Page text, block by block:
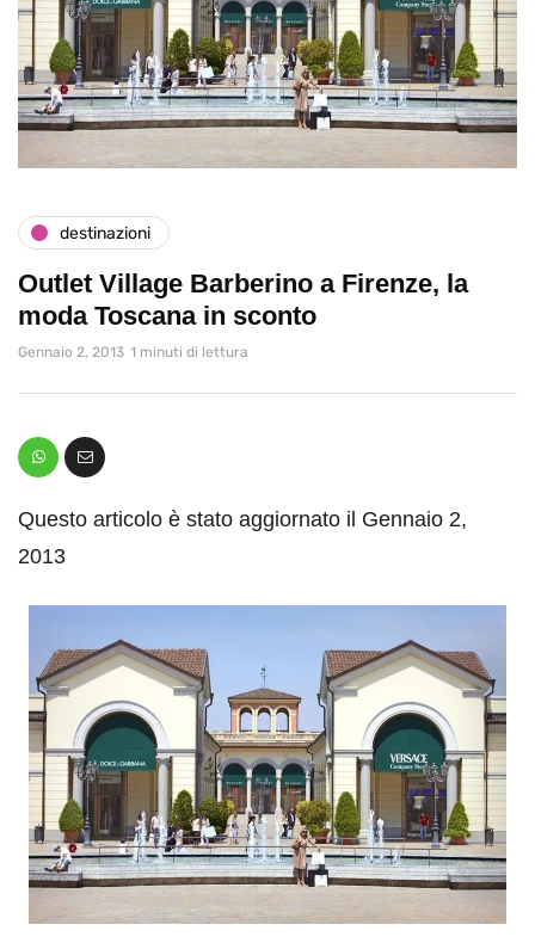
destinazioni
Outlet Village Barberino a Firenze, la
moda Toscana in sconto
Gennaio 2, 2013 1 minuti di lettura
Questo articolo è stato aggiornato il Gennaio 2,
2013